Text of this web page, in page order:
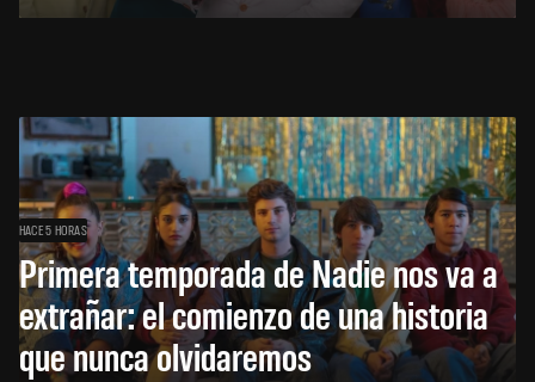
HACE 5 HORAS
Primera temporada de Nadie nos va a
extrañar: el comienzo de una historia
que nunca olvidaremos